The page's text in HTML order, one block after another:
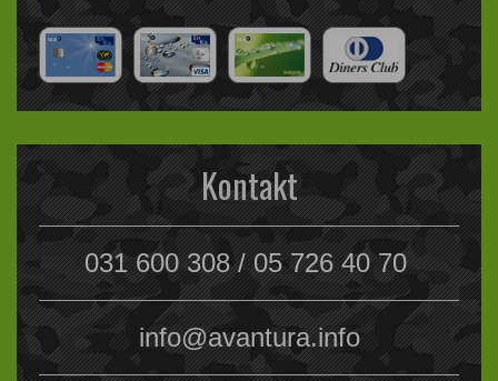
Kontakt
031 600 308 / 05 726 40 70
info@avantura.info